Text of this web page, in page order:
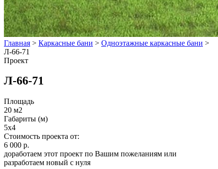
Главная > Каркасные бани > Одноэтажные каркасные бани >
Л-66-71
Проект
Л-66-71
Площадь
20 м2
Габариты (м)
5x4
Стоимость проекта от:
6 000 р.
доработаем этот проект по Вашим пожеланиям или
разработаем новый с нуля